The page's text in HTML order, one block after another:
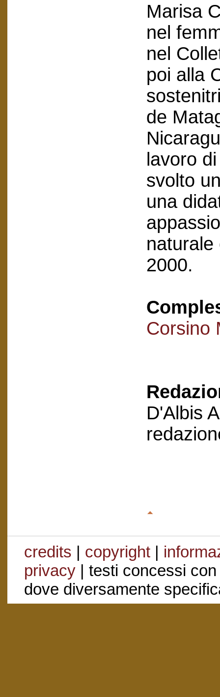
Marisa
nel
nel
poi alla
de
lavoro
svolto
una
naturale
2000.
Corsino
D'Albis
credits | copyright|
privacy| testi concessi
dove diversamente